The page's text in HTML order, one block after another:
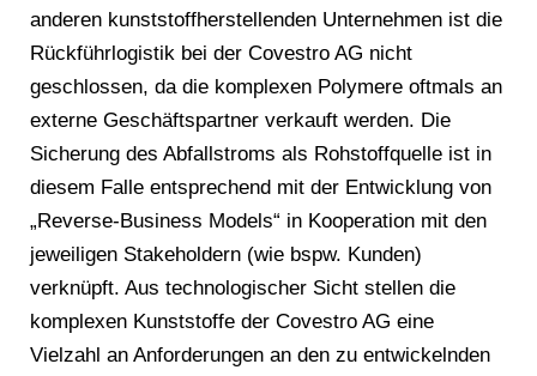
anderen kunststoffherstellenden Unternehmen ist die
Rückführlogistik bei der Covestro AG nicht
geschlossen, da die komplexen Polymere oftmals an
externe Geschäftspartner verkauft werden. Die
Sicherung des Abfallstroms als Rohstoffquelle ist in
diesem Falle entsprechend mit der Entwicklung von
„Reverse-Business Models“ in Kooperation mit den
jeweiligen Stakeholdern (wie bspw. Kunden)
verknüpft. Aus technologischer Sicht stellen die
komplexen Kunststoffe der Covestro AG eine
Vielzahl an Anforderungen an den zu entwickelnden